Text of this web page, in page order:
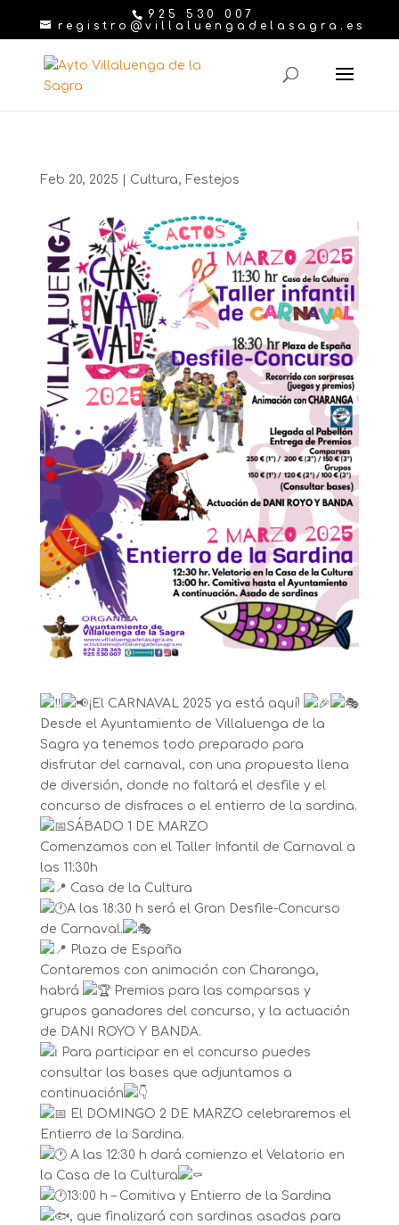
925 530 007
registro@villaluengadelasagra.es
Feb 20, 2025 Cultura, Festejos
¡El CARNAVAL 2025 ya está aquí!
Desde el Ayuntamiento de Villaluenga de la
Sagra ya tenemos todo preparado para
disfrutar del carnaval, con una propuesta llena
de diversión, donde no faltará el desfile y el
concurso de disfraces o el entierro de la sardina.
SÁBADO 1 DE MARZO
Comenzamos con el Taller Infantil de Carnaval a
las 11:30h
Casa de la Cultura
A las 18:30 h será el Gran Desfile-Concurso
de Carnaval.
Plaza de España
Contaremos con animación con Charanga,
habrá
Premios para las comparsas y
grupos ganadores del concurso, y la actuación
de DANI ROYO Y BANDA.
Para participar en el concurso puedes
consultar las bases que adjuntamos a
continuación
El DOMINGO 2 DE MARZO celebraremos el
Entierro de la Sardina.
A las 12:30 h dará comienzo el Velatorio en
la Casa de la Cultura
13:00 h – Comitiva y Entierro de la Sardina
, que finalizará con sardinas asadas para